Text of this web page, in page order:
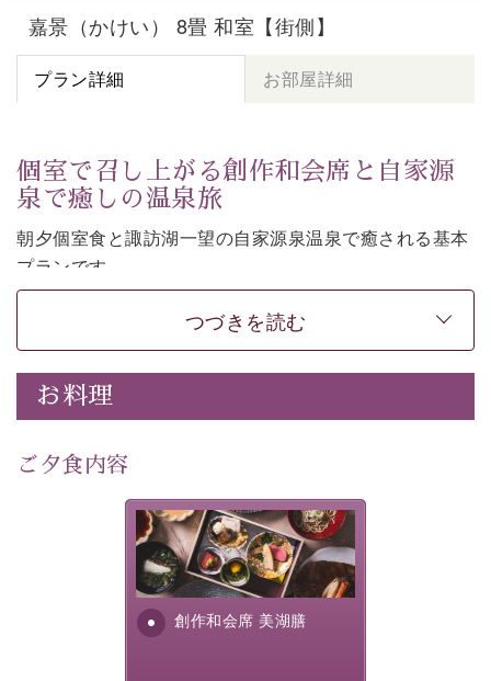
嘉景（かけい） 8畳 和室【街側】
プラン詳細 お部屋詳細
個室で召し上がる創作和会席と自家源
泉で癒しの温泉旅
朝夕個室食と諏訪湖一望の自家源泉温泉で癒される基本
プランです。
諏訪湖を眺めながら幽玄な装飾の館内で静かに寛いでお
-----------【安心への取り組み】----------
個室料亭、貸切風呂のご利用が可能な上、 安心安全にご
滞在いただけるよう
30項目以上からなる独自の衛生・消毒プログラムの基、
徹底した衛生管理を行っております。
---------------------------------------------
・朝夕個室料亭で個室食
・諏訪大社4社を巡る無料参拝バス（事前予約制）
・館内着をご用意
つづきを読む
お料理
ご夕食内容
創作和会席 美湖膳
美湖膳とは諏訪の地で特別を
提供する為に料理長・神原 裕
明が考え出した創作和会席で
す。美しい諏訪湖の幸...